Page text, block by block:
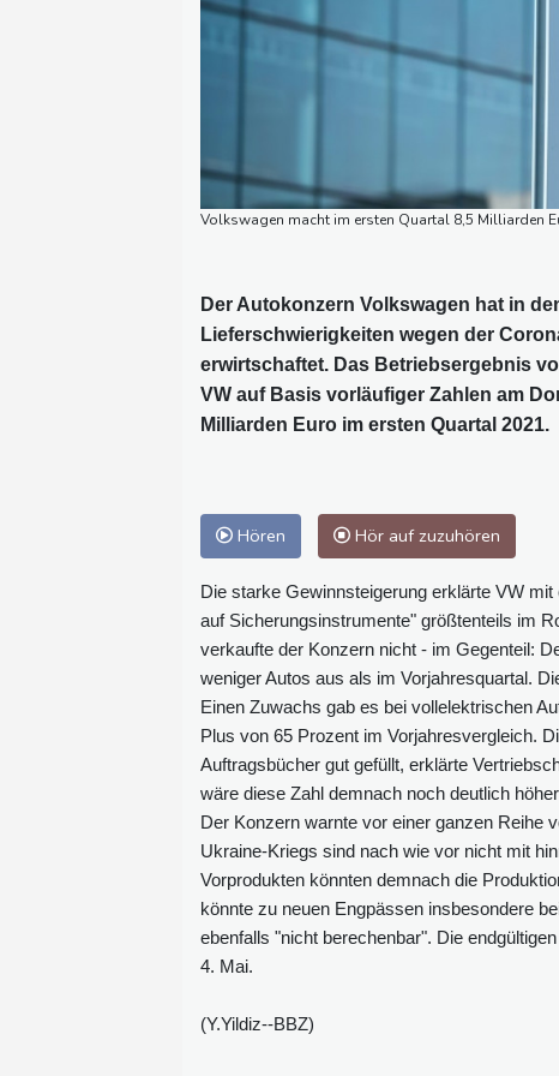
Volkswagen macht im ersten Quartal 8,5 Milliarden
Der Autokonzern Volkswagen hat in
Lieferschwierigkeiten wegen der
erwirtschaftet. Das Betriebsergebnis
VW auf Basis vorläufiger Zahlen am
Milliarden Euro im ersten Quartal 2021.
Hören Hör auf zuzuhören
Die starke Gewinnsteigerung erklärte VW
auf Sicherungsinstrumente" größtenteils im
verkaufte der Konzern nicht - im Gegenteil:
weniger Autos aus als im Vorjahresquartal.
Einen Zuwachs gab es bei vollelektrischen
Plus von 65 Prozent im Vorjahresvergleich.
Auftragsbücher gut gefüllt, erklärte
wäre diese Zahl demnach noch deutlich
Der Konzern warnte vor einer ganzen Reihe
Ukraine-Kriegs sind nach wie vor nicht mit
Vorprodukten könnten demnach die
könnte zu neuen Engpässen insbesondere
ebenfalls "nicht berechenbar". Die
4. Mai.
(Y.Yildiz--BBZ)